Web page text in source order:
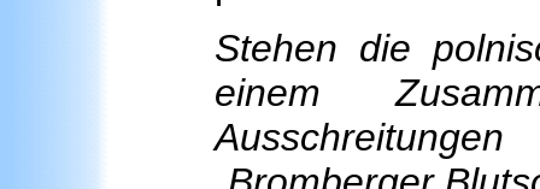
Stehen die
einem